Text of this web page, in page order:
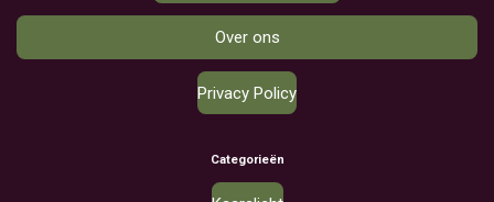
Over ons
Privacy Policy
Categorieën